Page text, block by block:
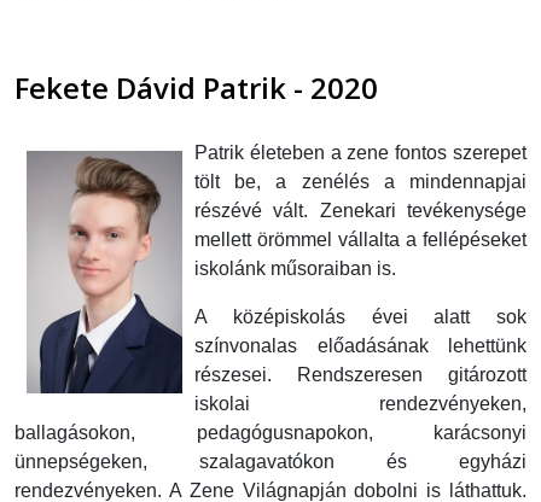
Fekete Dávid Patrik - 2020
Patrik életeben a zene fontos szerepet
tölt be, a zenélés a mindennapjai
részévé vált. Zenekari tevékenysége
mellett örömmel vállalta a fellépéseket
iskolánk műsoraiban is.
A középiskolás évei alatt sok
színvonalas előadásának lehettünk
részesei. Rendszeresen gitározott
iskolai rendezvényeken,
ballagásokon, pedagógusnapokon, karácsonyi
ünnepségeken, szalagavatókon és egyházi
rendezvényeken. A Zene Világnapján dobolni is láthattuk.